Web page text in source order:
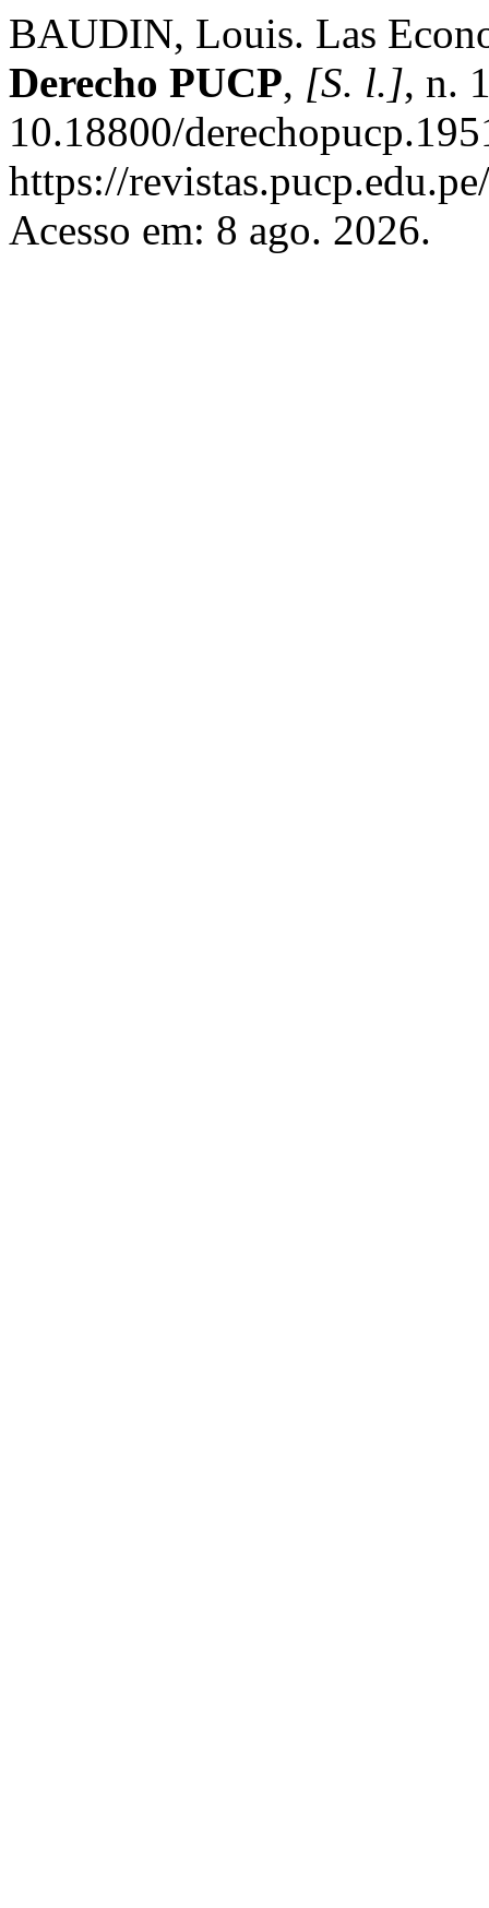
BAUDIN, Louis. Las
Derecho PUCP, [S. l.], n.
10.18800/
https://
Acesso em: 8 ago. 2026.